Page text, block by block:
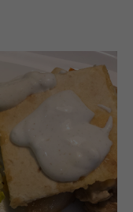
Vorwärts